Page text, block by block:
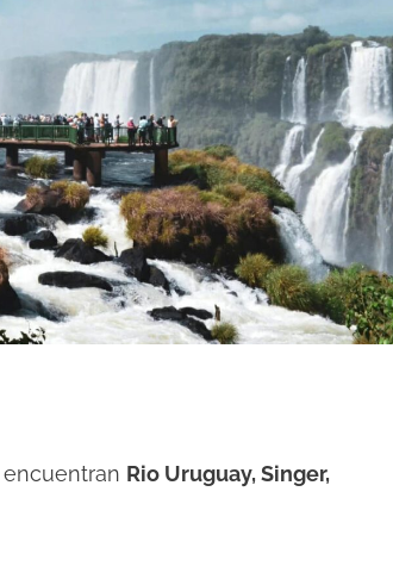
Rio Uruguay, Singer,